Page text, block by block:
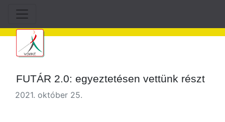
FUTÁR 2.0: egyeztetésen vettünk részt
2021. október 25.